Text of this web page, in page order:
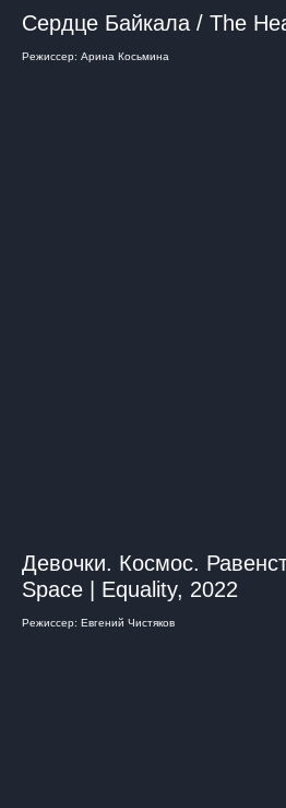
Сердце Байкала / The
Режиссер: Арина Косьмина
Девочки. Космос.
Space | Equality, 2022
Режиссер: Евгений Чистяков